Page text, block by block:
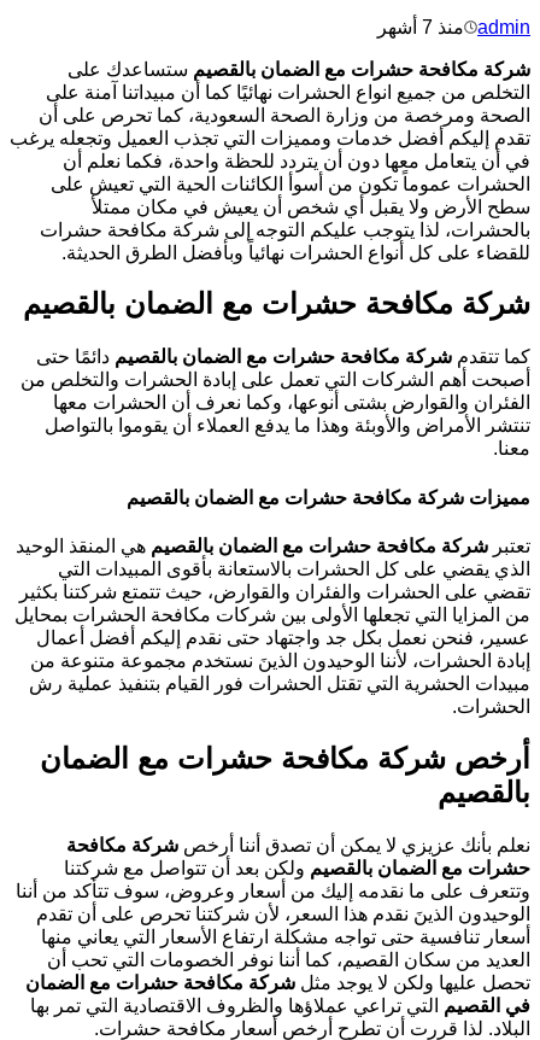
admin منذ 7 أشهر
شركة مكافحة حشرات مع الضمان بالقصيم ستساعدك على
التخلص من جميع انواع الحشرات نهائيًا كما أن مبيداتنا آمنة على
الصحة ومرخصة من وزارة الصحة السعودية، كما تحرص على أن
تقدم إليكم أفضل خدمات ومميزات التي تجذب العميل وتجعله يرغب
في أن يتعامل معها دون أن يتردد للحظة واحدة، فكما نعلم أن
الحشرات عموماً تكون من أسوأ الكائنات الحية التي تعيش على
سطح الأرض ولا يقبل أي شخص أن يعيش في مكان ممتلأ
بالحشرات، لذا يتوجب عليكم التوجه إلى شركة مكافحة حشرات
للقضاء على كل أنواع الحشرات نهائياً وبأفضل الطرق الحديثة.
شركة مكافحة حشرات مع الضمان بالقصيم
كما تتقدم شركة مكافحة حشرات مع الضمان بالقصيم دائمًا حتى
أصبحت أهم الشركات التي تعمل على إبادة الحشرات والتخلص من
الفئران والقوارض بشتى أنوعها، وكما نعرف أن الحشرات معها
تنتشر الأمراض والأوبئة وهذا ما يدفع العملاء أن يقوموا بالتواصل
معنا.
مميزات شركة مكافحة حشرات مع الضمان بالقصيم
تعتبر شركة مكافحة حشرات مع الضمان بالقصيم هي المنقذ الوحيد
الذي يقضي على كل الحشرات بالاستعانة بأقوى المبيدات التي
تقضي على الحشرات والفئران والقوارض، حيث تتمتع شركتنا بكثير
من المزايا التي تجعلها الأولى بين شركات مكافحة الحشرات بمحايل
عسير، فنحن نعمل بكل جد واجتهاد حتى نقدم إليكم أفضل أعمال
إبادة الحشرات، لأننا الوحيدون الذينَ نستخدم مجموعة متنوعة من
مبيدات الحشرية التي تقتل الحشرات فور القيام بتنفيذ عملية رش
الحشرات.
أرخص شركة مكافحة حشرات مع الضمان
بالقصيم
نعلم بأنك عزيزي لا يمكن أن تصدق أننا أرخص شركة مكافحة
حشرات مع الضمان بالقصيم ولكن بعد أن تتواصل مع شركتنا
وتتعرف على ما نقدمه إليك من أسعار وعروض، سوف تتأكد من أننا
الوحيدون الذينَ نقدم هذا السعر، لأن شركتنا تحرص على أن تقدم
أسعار تنافسية حتى تواجه مشكلة ارتفاع الأسعار التي يعاني منها
العديد من سكان القصيم، كما أننا نوفر الخصومات التي تحب أن
تحصل عليها ولكن لا يوجد مثل شركة مكافحة حشرات مع الضمان
في القصيم التي تراعي عملاؤها والظروف الاقتصادية التي تمر بها
البلاد. لذا قررت أن تطرح أرخص أسعار مكافحة حشرات.